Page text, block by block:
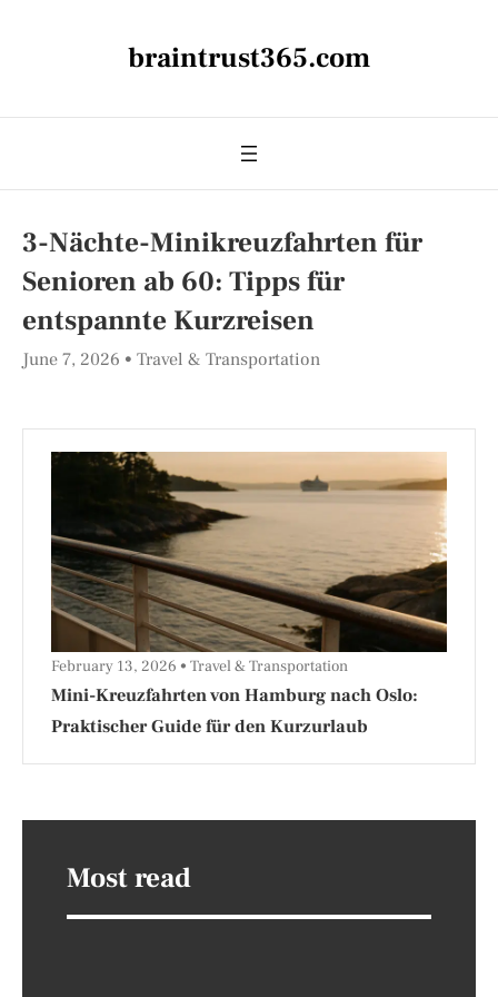
braintrust365.com
3-Nächte-Minikreuzfahrten für
Senioren ab 60: Tipps für
entspannte Kurzreisen
June 7, 2026 Travel & Transportation
Mini-Kreuzfahrten von Hamburg nach Oslo:
Praktischer Guide für den Kurzurlaub
February 13, 2026 Travel & Transportation
Most read